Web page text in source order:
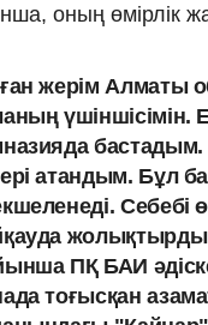
оның өмірлік
жерім Алматы
атандым. Бұл
Себебі
ПҚ БАИ
тоғысқан